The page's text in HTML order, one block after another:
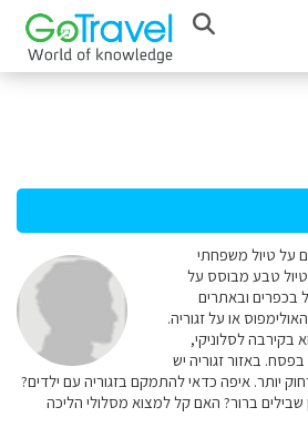
על טיול משפחתי
בצפון יוון עם ילד בן 6. טיול טבע מבוסס על
בכפרים ובאתרים
או על זגוריה.
בקירבה לסלוניקי,
בפסח. באזור זגוריה יש
יותר. איפה כדאי להתמקם בזגוריה עם ילדים?
שבילים ברור? האם קל למצוא מסלולי הליכה